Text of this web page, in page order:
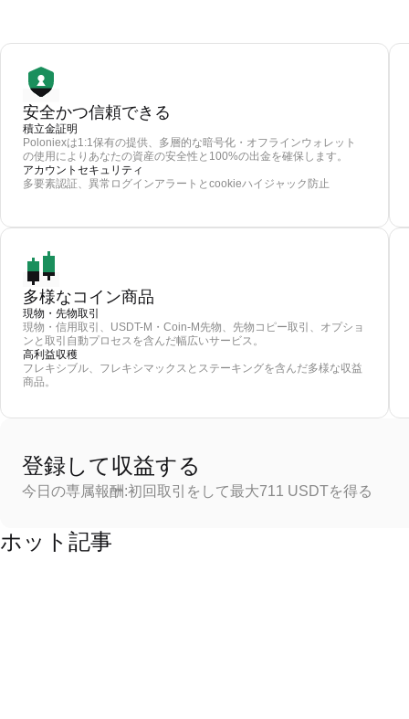
安全かつ信頼できる
積立金証明
Poloniexは1:1保有の提供、多層的な暗号化・オフラインウォレット
の使用によりあなたの資産の安全性と100%の出金を確保します。
アカウントセキュリティ
多要素認証、異常ログインアラートとcookieハイジャック防止
多様なコイン商品
現物・先物取引
現物・信用取引、USDT-M・Coin-M先物、先物コピー取引、オプショ
ンと取引自動プロセスを含んだ幅広いサービス。
高利益収穫
フレキシブル、フレキシマックスとステーキングを含んだ多様な収益
商品。
登録して収益する
今日の専属報酬:初回取引をして最大711 USDTを得る
ホット記事